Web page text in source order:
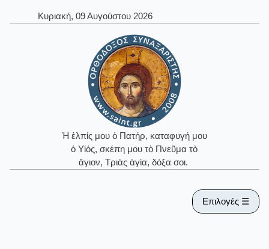
Κυριακή, 09 Αυγούστου 2026
Ἡ ἐλπίς μου ὁ Πατήρ, καταφυγή μου
ὁ Υἱός, σκέπη μου τὸ Πνεῦμα τὸ
ἅγιον, Τριὰς ἁγία, δόξα σοι.
Επιλογές ☰